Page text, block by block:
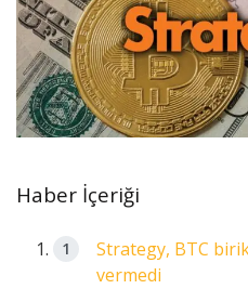
Haber İçeriği
Strategy, BTC
vermedi